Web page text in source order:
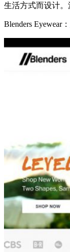
生活方式而设计。
Blenders Eyewear：